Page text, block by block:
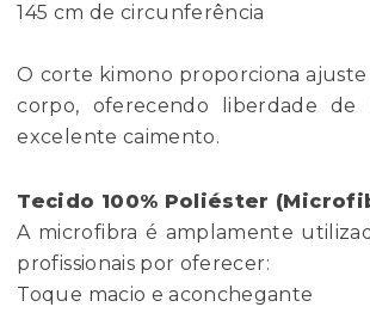
145 cm de circunferência
O corte kimono proporciona
corpo, oferecendo liberdade de
excelente caimento.
Tecido 100% Poliéster
A microfibra é amplamente
profissionais por oferecer:
Toque macio e aconchegante